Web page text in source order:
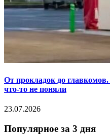
От прокладок до
что-то не поняли
23.07.2026
Популярное за 3 дня